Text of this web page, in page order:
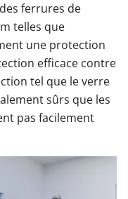
ferrures de
telles que
une protection
efficace contre
tel que le verre
sûrs que les
pas facilement